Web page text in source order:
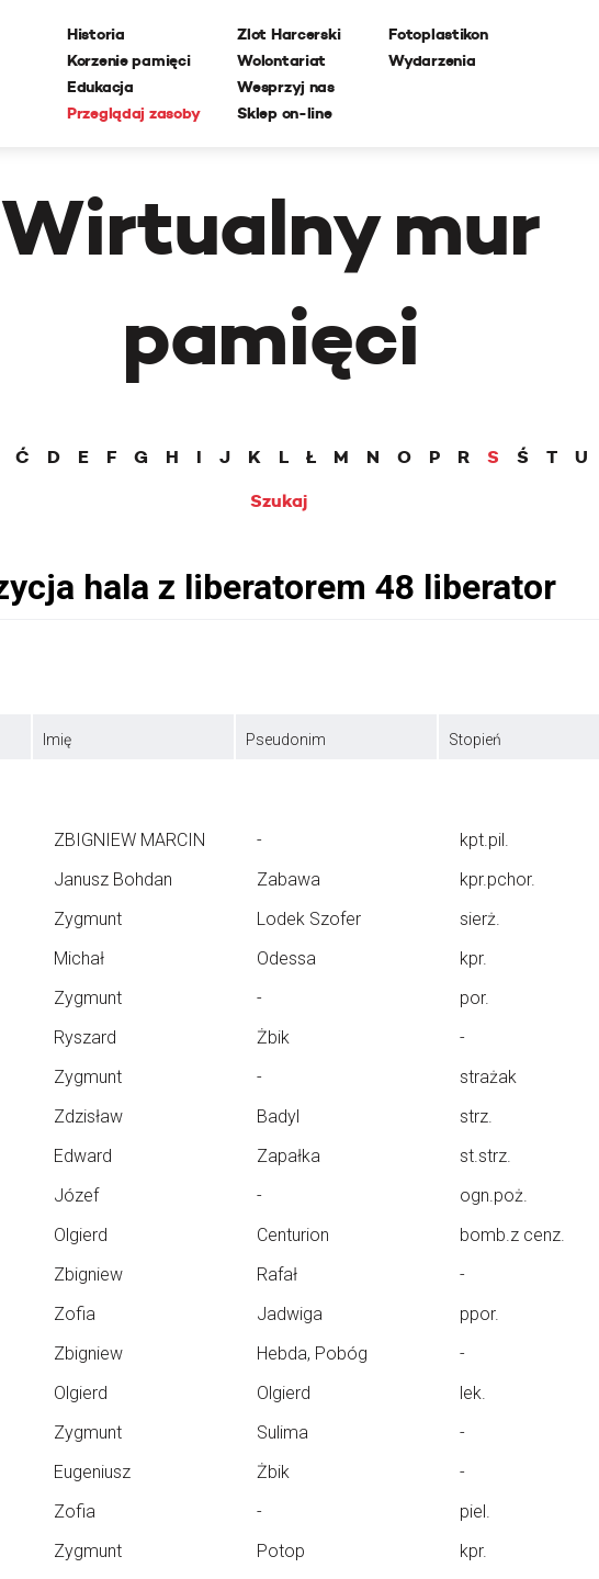
Historia
Korzenie pamięci
Edukacja
Przeglądaj zasoby
Zlot Harcerski
Wolontariat
Wesprzyj nas
Sklep on-line
Fotoplastikon
Wydarzenia
Wirtualny mur
pamięci
Ć D E F G H I J K L Ł M N O P R S Ś T U
Szukaj
Imię Pseudonim Stopień
ZBIGNIEW MARCIN - kpt.pil.
Janusz Bohdan Zabawa kpr.pchor.
Zygmunt Lodek Szofer sierż.
Michał Odessa kpr.
Zygmunt - por.
Ryszard Żbik -
Zygmunt - strażak
Zdzisław Badyl strz.
Edward Zapałka st.strz.
Józef - ogn.poż.
Olgierd Centurion bomb.z cenz.
Zbigniew Rafał -
Zofia Jadwiga ppor.
Zbigniew Hebda, Pobóg -
Olgierd Olgierd lek.
Zygmunt Sulima -
Eugeniusz Żbik -
Zofia - piel.
Zygmunt Potop kpr.